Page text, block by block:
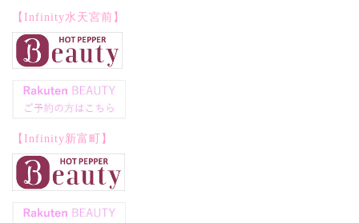
【Infinity水天宮前】
【Infinity新富町】